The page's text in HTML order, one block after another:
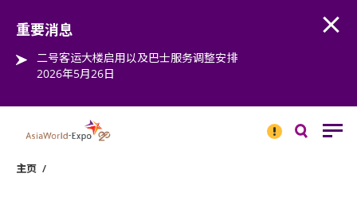
重要消息
二号客运大楼启用以及巴士服务调整安排
2026年5月26日
消息
主页 /